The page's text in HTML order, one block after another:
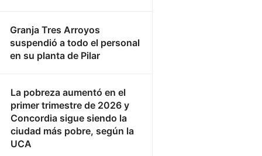
Granja Tres Arroyos
suspendió a todo el personal
en su planta de Pilar
La pobreza aumentó en el
primer trimestre de 2026 y
Concordia sigue siendo la
ciudad más pobre, según la
UCA